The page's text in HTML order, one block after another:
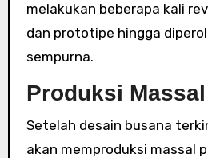
melakukan beberapa kali
dan prototipe hingga
sempurna.
Produksi Massal
Setelah desain busana
akan memproduksi massal